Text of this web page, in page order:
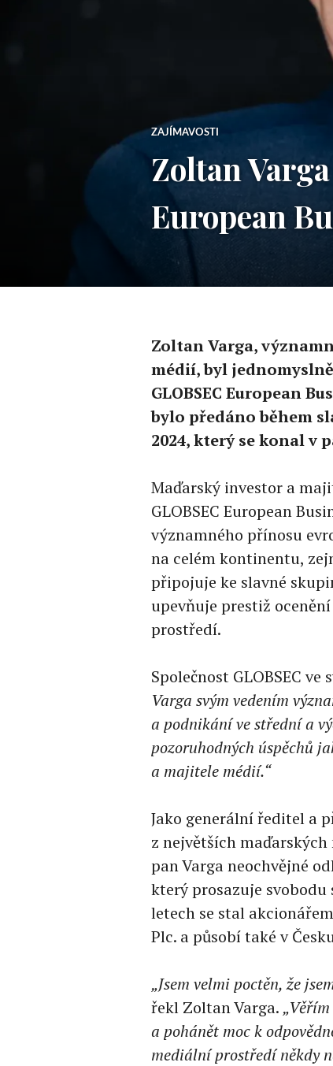
ZAJÍMAVOSTI
Zoltan
European
Zoltan Varga,
médií, byl
GLOBSEC European
bylo předáno během
2024, který se konal v
Maďarský investor a
GLOBSEC European
významného přínosu
na celém kontinentu,
připojuje ke slavné
upevňuje prestiž
prostředí.
Společnost GLOBSEC
Varga svým vedením
a podnikání ve střední a
pozoruhodných úspěchů
a majitele médií.“
Jako generální ředitel a
z největších
pan Varga neochvějné
který prosazuje
letech se stal
Plc. a působí také v
„Jsem velmi poctěn, že
řekl Zoltan Varga.
a pohánět moc k
mediální prostředí někdy